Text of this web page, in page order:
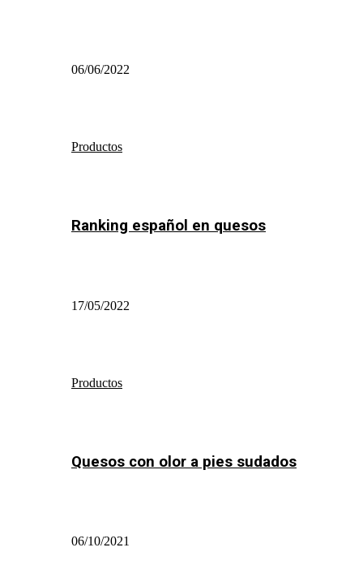
06/06/2022
Productos
Ranking español en quesos
17/05/2022
Productos
Quesos con olor a pies sudados
06/10/2021